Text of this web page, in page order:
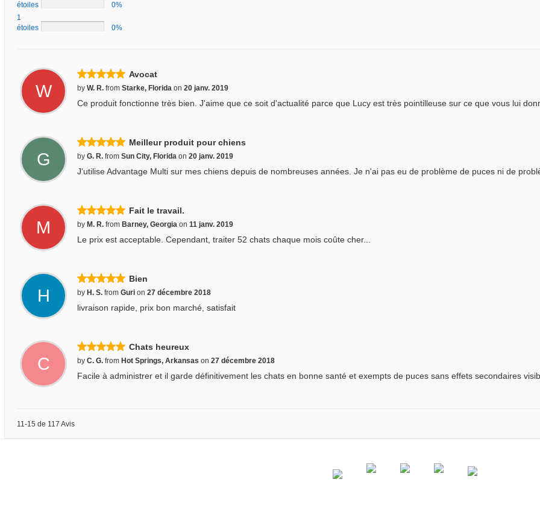
étoiles
0%
1
étoiles
0%
W
Avocat
by W. R. from Starke, Florida on 20 janv. 2019
Ce produit fonctionne très bien. J'aime que ce soit d'actualité parce que Lucy est très pointilleuse sur ce que vous lui
G
Meilleur produit pour chiens
by G. R. from Sun City, Florida on 20 janv. 2019
J'utilise Advantage Multi sur mes chiens depuis de nombreuses années. Je n'ai pas eu de problème de puces ni de
M
Fait le travail.
by M. R. from Barney, Georgia on 11 janv. 2019
Le prix est acceptable. Cependant, traiter 52 chats chaque mois coûte cher...
H
Bien
by H. S. from Guri on 27 décembre 2018
livraison rapide, prix bon marché, satisfait
C
Chats heureux
by C. G. from Hot Springs, Arkansas on 27 décembre 2018
Facile à administrer et il garde définitivement les chats en bonne santé et exempts de puces sans effets secondaires
11-15 de 117 Avis